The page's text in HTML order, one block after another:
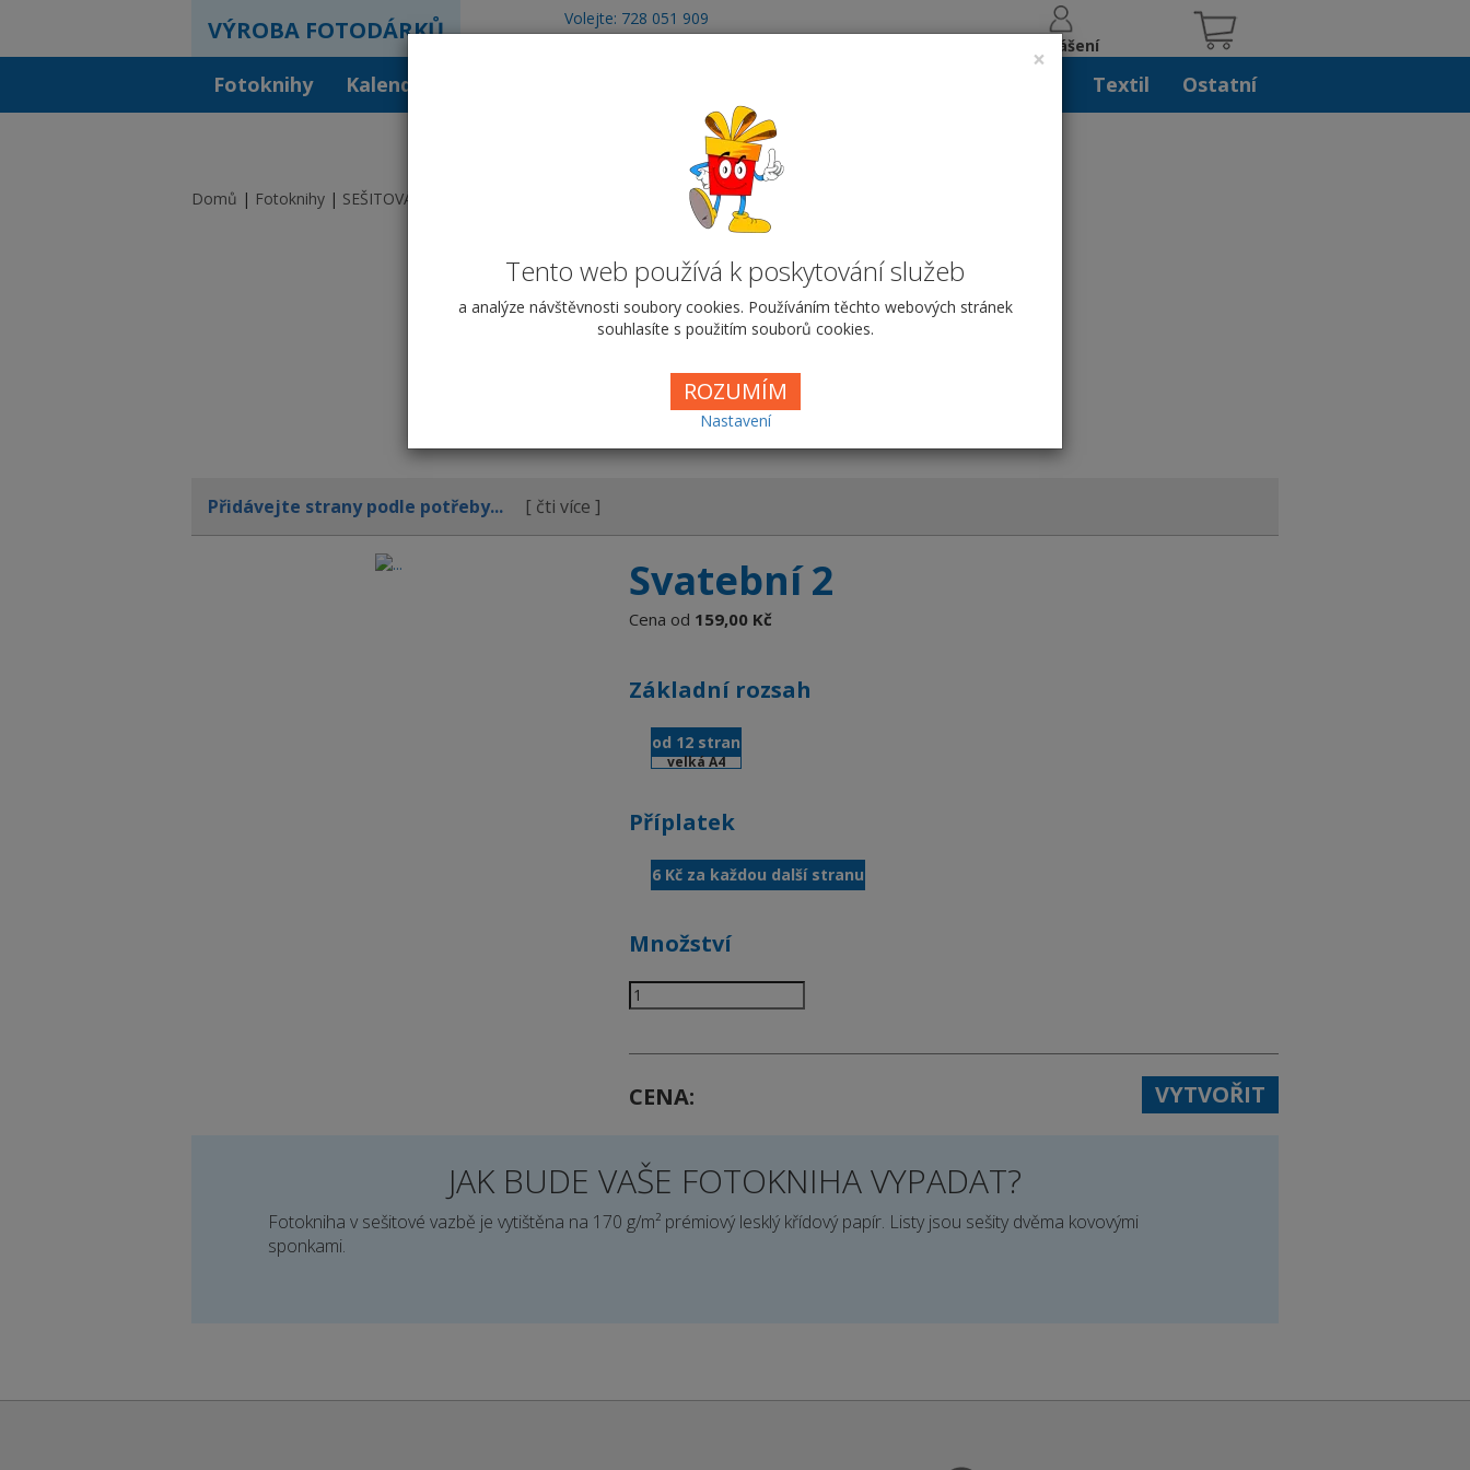
×
Tento web používá k poskytování služeb
a analýze návštěvnosti soubory cookies. Používáním těchto webových stránek
souhlasíte s použitím souborů cookies.
ROZUMÍM
Nastavení
VÝROBA FOTODÁRKŮ
Volejte: 728 051 909
obchod@vyrobafotodarku.cz
Přihlášení
Fotoknihy Kalendáře Textil Ostatní
Fotosešit A4 - velký - Svatební 2
Domů Fotoknihy SEŠITOVÁ VAZBA
Sešit A4 - velký Sešit A5 - malý
Přidávejte strany podle potřeby... [ čti více ]
Svatební 2
Cena od 159,00 Kč
Základní rozsah
od 12 stran
velká A4
Příplatek
6 Kč za každou další stranu
Množství
CENA VYTVOŘIT
JAK BUDE VAŠE FOTOKNIHA VYPADAT?
Fotokniha v sešitové vazbě je vytištěna na 170 g/m² prémiový lesklý křídový papír. Listy jsou sešity dvěma kovovými
sponkami.